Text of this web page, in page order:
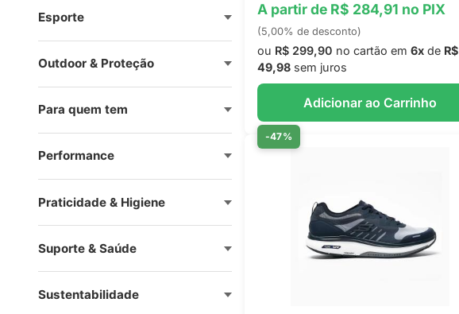
Esporte
Outdoor & Proteção
Para quem tem
Performance
Praticidade & Higiene
Suporte & Saúde
Sustentabilidade
A partir de R$ 284,91 no PIX
(5,00% de desconto)
ou R$ 299,90 no cartão em 6xde R$
49,98sem juros
Adicionar ao Carrinho
-47%